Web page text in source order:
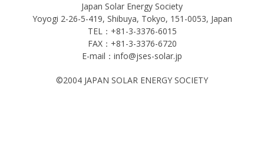
Japan Solar Energy Society
Yoyogi 2-26-5-419, Shibuya, Tokyo, 151-0053, Japan
TEL：+81-3-3376-6015
FAX：+81-3-3376-6720
E-mail：info@jses-solar.jp
©2004 JAPAN SOLAR ENERGY SOCIETY